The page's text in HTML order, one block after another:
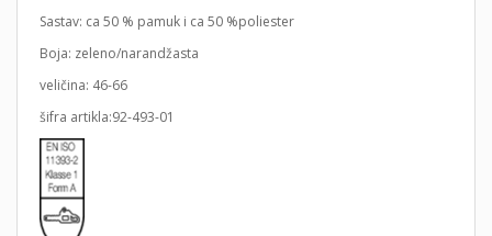
Sastav: ca 50 % pamuk i ca 50 %poliester
Boja: zeleno/narandžasta
veličina: 46-66
šifra artikla:92-493-01